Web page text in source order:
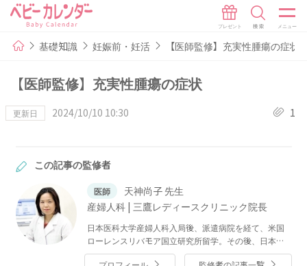
基礎知識 妊娠前・妊活 【医師監修】充実性腫瘍の症状
【医師監修】充実性腫瘍の症状
更新日 2024/10/10 10:30 1
この記事の監修者
医師
天神尚子 先生
産婦人科 | 三鷹レディースクリニック院長
日本医科大学産婦人科入局後、派遣病院を経て、米国
ローレンスリバモア国立研究所留学。その後、日本医
科大学付属病院講師となり、平成7年5月から三楽病院